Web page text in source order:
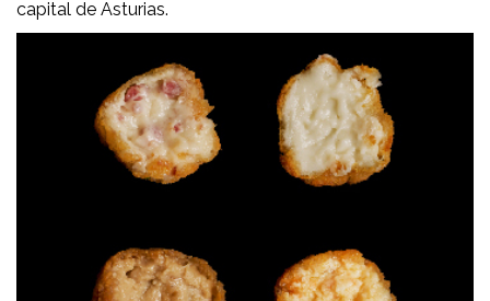
capital de Asturias.